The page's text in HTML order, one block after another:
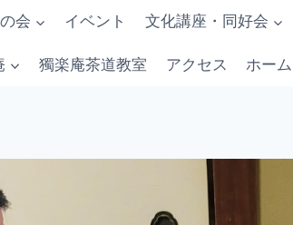
会 イベント 文化講座・同好会
獨楽庵茶道教室 アクセス ホーム